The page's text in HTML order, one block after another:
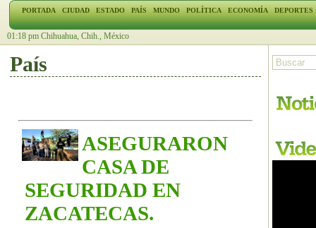
PORTADA CIUDAD ESTADO PAÍS MUNDO POLÍTICA ECONOMÍA DEPORTES
01:18 pm Chihuahua, Chih., México
País
ASEGURARON
CASA DE
SEGURIDAD EN
ZACATECAS.